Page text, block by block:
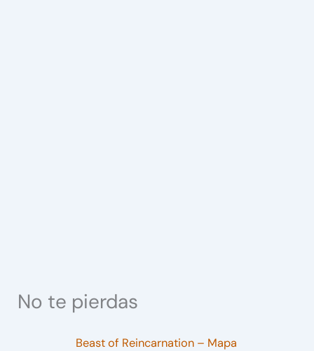
No te pierdas
Beast of Reincarnation – Mapa